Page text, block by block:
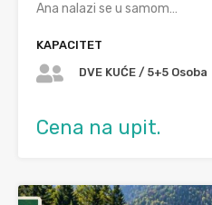
Ana nalazi se u samom…
KAPACITET
DVE KUĆE / 5+5 Osoba
Cena na upit.